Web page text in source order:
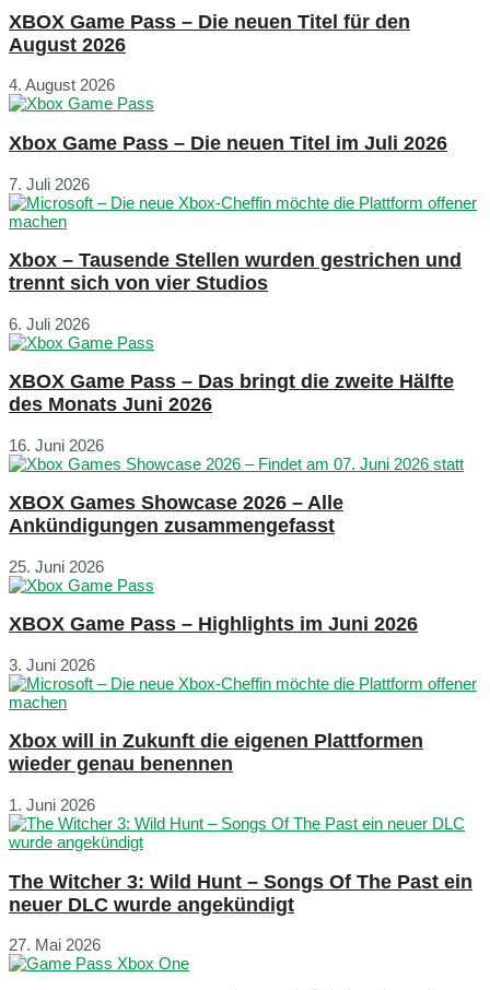
XBOX Game Pass – Die neuen Titel für den
August 2026
4. August 2026
Xbox Game Pass – Die neuen Titel im Juli 2026
7. Juli 2026
Xbox – Tausende Stellen wurden gestrichen und
trennt sich von vier Studios
6. Juli 2026
XBOX Game Pass – Das bringt die zweite Hälfte
des Monats Juni 2026
16. Juni 2026
XBOX Games Showcase 2026 – Alle
Ankündigungen zusammengefasst
25. Juni 2026
XBOX Game Pass – Highlights im Juni 2026
3. Juni 2026
Xbox will in Zukunft die eigenen Plattformen
wieder genau benennen
1. Juni 2026
The Witcher 3: Wild Hunt – Songs Of The Past ein
neuer DLC wurde angekündigt
27. Mai 2026